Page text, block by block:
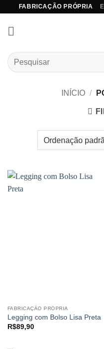
content
FABRICAÇÃO PRÓPRIA
Pesquisar
por:
INÍCIO /
FABRICAÇÃO PRÓPRIA
Legging com Bolso Lisa Preta
R$89,90